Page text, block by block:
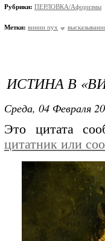
Рубрики: ПЕРЛОВКА/Aфоризмы
Метки: винии пух
ИСТИНА В
Среда, 04 Февраля
Это цитата
цитатник или